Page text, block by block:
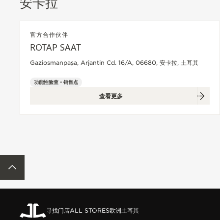
官方合作伙伴
ROTAP SAAT
Gaziosmanpaşa, Arjantin Cd. 16/A, 06680, 安卡拉, 土耳其
功能性验查 - 销售点
查看更多
寻找门店ALL STORES欧洲土耳其